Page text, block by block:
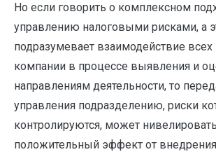
Но если говорить о комплексном
управлению налоговыми рисками, а
подразумевает взаимодействие
компании в процессе выявления и
направлениям деятельности, то
управления подразделению, риски
контролируются, может
положительный эффект от